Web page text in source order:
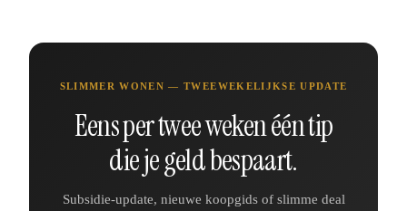
SLIMMER WONEN — TWEEWEKELIJKSE UPDATE
Eens per twee weken één tip
die je geld bespaart.
Subsidie-update, nieuwe koopgids of slimme deal